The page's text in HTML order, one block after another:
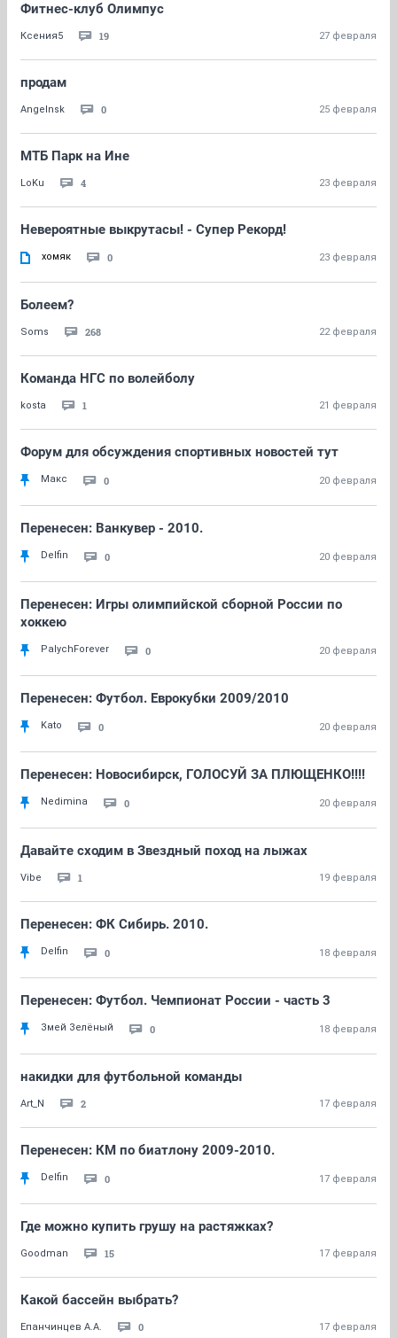
Фитнес-клуб Олимпус
Ксения5 19 27 февраля
продам
Angelnsk 0 25 февраля
МТБ Парк на Ине
LoKu 4 23 февраля
Невероятные выкрутасы! - Супер Рекорд!
хомяк 0 23 февраля
Болеем?
Soms 268 22 февраля
Команда НГС по волейболу
kosta 1 21 февраля
Форум для обсуждения спортивных новостей тут
Макс 0 20 февраля
Перенесен: Ванкувер - 2010.
Delfin 0 20 февраля
Перенесен: Игры олимпийской сборной России по
хоккею
PalychForever 0 20 февраля
Перенесен: Футбол. Еврокубки 2009/2010
Kato 0 20 февраля
Перенесен: Новосибирск, ГОЛОСУЙ ЗА ПЛЮЩЕНКО!!!!
Nedimina 0 20 февраля
Давайте сходим в Звездный поход на лыжах
Vibe 1 19 февраля
Перенесен: ФК Сибирь. 2010.
Delfin 0 18 февраля
Перенесен: Футбол. Чемпионат России - часть 3
Змей Зелёный 0 18 февраля
накидки для футбольной команды
Art_N 2 17 февраля
Перенесен: КМ по биатлону 2009-2010.
Delfin 0 17 февраля
Где можно купить грушу на растяжках?
Goodman 15 17 февраля
Какой бассейн выбрать?
Епанчинцев А.А. 0 17 февраля